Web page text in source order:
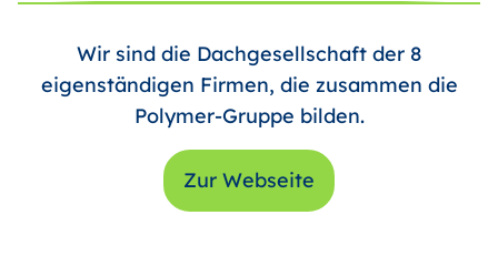
Wir sind die Dachgesellschaft der 8
eigenständigen Firmen, die zusammen die
Polymer-Gruppe bilden.
Zur Webseite